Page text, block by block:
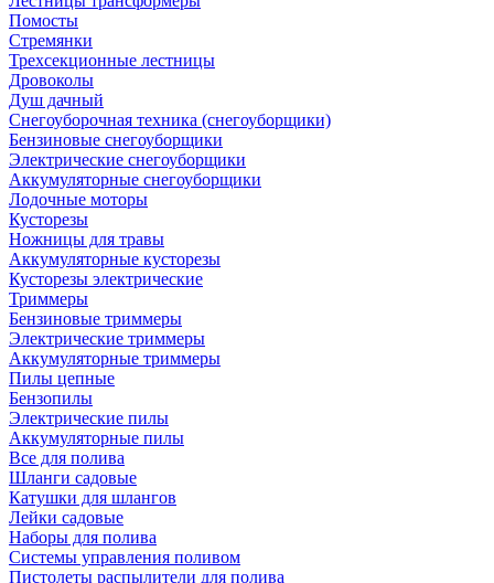
Помосты
Стремянки
Трехсекционные лестницы
Дровоколы
Душ дачный
Снегоуборочная техника (снегоуборщики)
Бензиновые снегоуборщики
Электрические снегоуборщики
Аккумуляторные снегоуборщики
Лодочные моторы
Кусторезы
Ножницы для травы
Аккумуляторные кусторезы
Кусторезы электрические
Триммеры
Бензиновые триммеры
Электрические триммеры
Аккумуляторные триммеры
Пилы цепные
Бензопилы
Электрические пилы
Аккумуляторные пилы
Все для полива
Шланги садовые
Катушки для шлангов
Лейки садовые
Наборы для полива
Системы управления поливом
Пистолеты распылители для полива